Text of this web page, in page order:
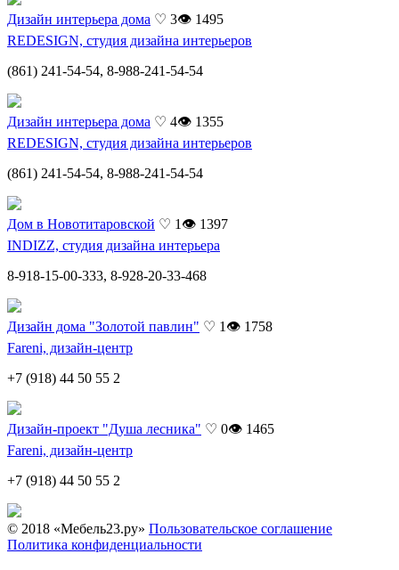
Дизайн интерьера дома ♡ 3👁 1495
REDESIGN, студия дизайна интерьеров
(861) 241-54-54, 8-988-241-54-54
Дизайн интерьера дома ♡ 4👁 1355
REDESIGN, студия дизайна интерьеров
(861) 241-54-54, 8-988-241-54-54
Дом в Новотитаровской ♡ 1 👁 1397
INDIZZ, студия дизайна интерьера
8-918-15-00-333, 8-928-20-33-468
Дизайн дома "Золотой павлин" ♡ 1 👁 1758
Fareni, дизайн-центр
+7 (918) 44 50 55 2
Дизайн-проект "Душа лесника" ♡ 0👁 1465
Fareni, дизайн-центр
+7 (918) 44 50 55 2
© 2018 «Мебель23.ру» Пользовательское соглашение
Политика конфиденциальности